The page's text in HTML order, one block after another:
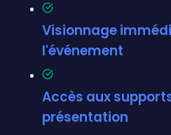
Visionnage
l'événement
Accès aux
présentation